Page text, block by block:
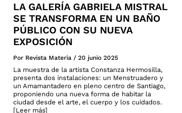
LA GALERÍA GABRIELA MISTRAL
SE TRANSFORMA EN UN BAÑO
PÚBLICO CON SU NUEVA
EXPOSICIÓN
Por Revista Materia / 20 junio 2025
La muestra de la artista Constanza Hermosilla,
presenta dos instalaciones: un Menstruadero y
un Amamantadero en pleno centro de Santiago,
proponiendo una nueva forma de habitar la
ciudad desde el arte, el cuerpo y los cuidados.
[Leer más]